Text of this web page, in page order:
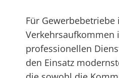
Für
Verkehrsaufkommen
professionellen
den Einsatz